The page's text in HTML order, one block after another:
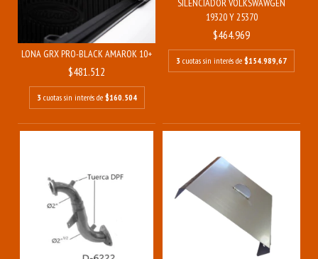
LONA GRX PRO-BLACK AMAROK 10+
$481.512
3 cuotas sin interés de $160.504
SILENCIADOR VOLKSWAWGEN
19320 Y 25370
$464.969
3 cuotas sin interés de $154.989,67